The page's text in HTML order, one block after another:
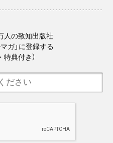
人の致知出版社
ガ」に登録する
特典付き）